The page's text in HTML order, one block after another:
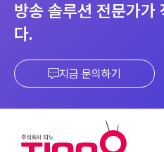
방송 솔루션 전문가가
다.
지금 문의하기